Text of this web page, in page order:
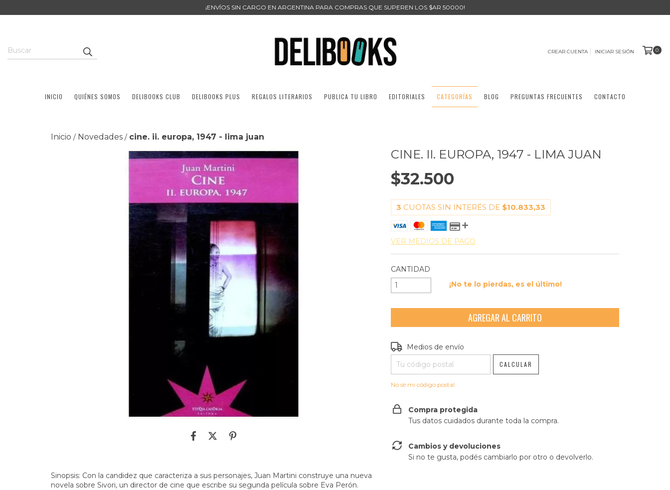
¡ENVÍOS SIN CARGO EN ARGENTINA PARA COMPRAS QUE SUPEREN LOS $AR 50000!
CREAR CUENTA INICIAR SESIÓN 0
INICIO QUIÉNES SOMOS DELIBOOKS CLUB DELIBOOKS PLUS REGALOS LITERARIOS PUBLICA TU LIBRO EDITORIALES CATEGORÍAS BLOG PREGUNTAS FRECUENTES CONTACTO
Inicio / Novedades / cine. ii. europa, 1947 - lima juan
Sinopsis: Con la candidez que caracteriza a sus personajes, Juan Martini construye una nueva
novela sobre Sivori, un director de cine que escribe su segunda película sobre Eva Perón.
CINE. II. EUROPA, 1947 - LIMA JUAN
$32.500
3 CUOTAS SIN INTERÉS DE $10.833,33
VER MEDIOS DE PAGO
CANTIDAD
¡No te lo pierdas, es el último!
Entregas para el CP:
Medios de envío
CALCULAR
No sé mi código postal
Compra protegida
Tus datos cuidados durante toda la compra.
Cambios y devoluciones
Si no te gusta, podés cambiarlo por otro o devolverlo.